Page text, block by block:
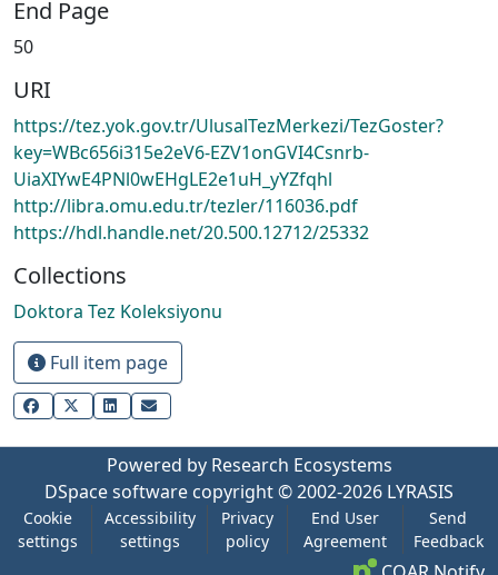
End Page
50
URI
https://tez.yok.gov.tr/UlusalTezMerkezi/TezGoster?
key=WBc656i315e2eV6-EZV1onGVI4Csnrb-
UiaXIYwE4PNl0wEHgLE2e1uH_yYZfqhl
http://libra.omu.edu.tr/tezler/116036.pdf
https://hdl.handle.net/20.500.12712/25332
Collections
Doktora Tez Koleksiyonu
Full item page
Powered by Research Ecosystems
DSpace software copyright © 2002-2026 LYRASIS
Cookie
settings
Accessibility
settings
Privacy
policy
End User
Agreement
Send
Feedback